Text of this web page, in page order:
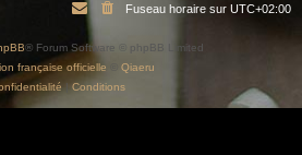
Fuseau horaire sur UTC+02:00
® Forum Software © phpBB Limited
française officielle
Qiaeru
| Conditions